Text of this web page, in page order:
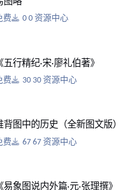
费 0 资源中心
《五行精纪·宋·廖礼伯著》
费 30 资源中心
背图中的历史（全新图文版）
费 67 资源中心
《易象图说内外篇·元·张理撰》